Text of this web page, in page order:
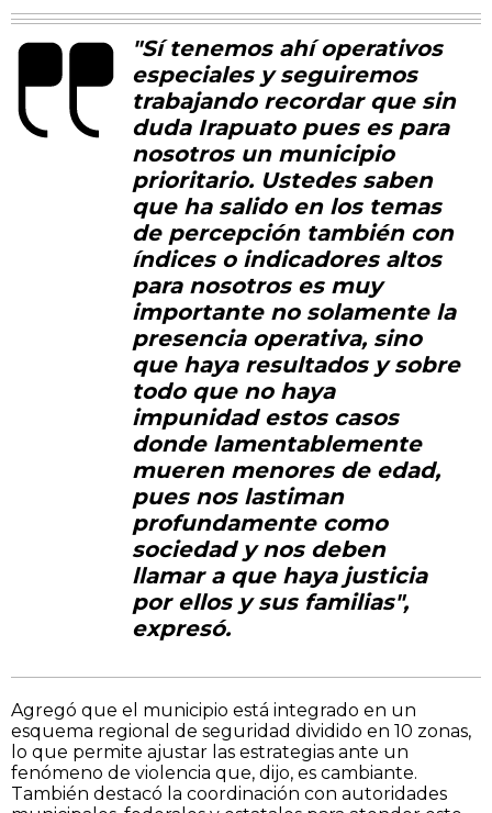
"Sí tenemos ahí operativos
especiales y seguiremos
trabajando recordar que sin
duda Irapuato pues es para
nosotros un municipio
prioritario. Ustedes saben
que ha salido en los temas
de percepción también con
índices o indicadores altos
para nosotros es muy
importante no solamente la
presencia operativa, sino
que haya resultados y sobre
todo que no haya
impunidad estos casos
donde lamentablemente
mueren menores de edad,
pues nos lastiman
profundamente como
sociedad y nos deben
llamar a que haya justicia
por ellos y sus familias",
expresó.
Agregó que el municipio está integrado en un
esquema regional de seguridad dividido en 10 zonas,
lo que permite ajustar las estrategias ante un
fenómeno de violencia que, dijo, es cambiante.
También destacó la coordinación con autoridades